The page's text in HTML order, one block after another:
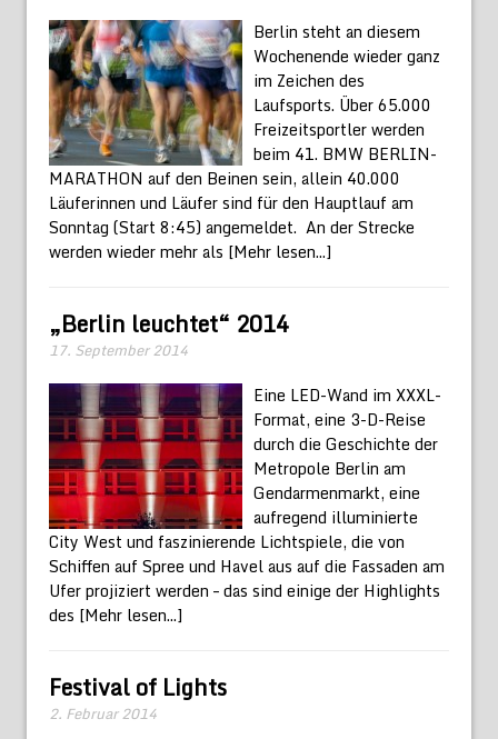
Berlin steht an diesem
Wochenende wieder ganz
im Zeichen des
Laufsports. Über 65.000
Freizeitsportler werden
beim 41. BMW BERLIN-
MARATHON auf den Beinen sein, allein 40.000
Läuferinnen und Läufer sind für den Hauptlauf am
Sonntag (Start 8:45) angemeldet. An der Strecke
werden wieder mehr als [Mehr lesen...]
„Berlin leuchtet“ 2014
17. September 2014
Eine LED-Wand im XXXL-
Format, eine 3-D-Reise
durch die Geschichte der
Metropole Berlin am
Gendarmenmarkt, eine
aufregend illuminierte
City West und faszinierende Lichtspiele, die von
Schiffen auf Spree und Havel aus auf die Fassaden am
Ufer projiziert werden – das sind einige der Highlights
des [Mehr lesen...]
Festival of Lights
2. Februar 2014